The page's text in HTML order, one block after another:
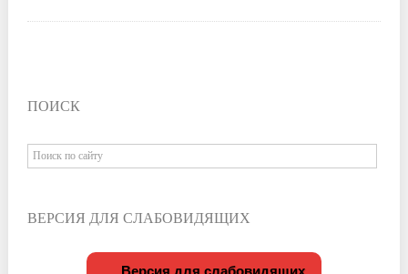
ПОИСК
ВЕРСИЯ ДЛЯ СЛАБОВИДЯЩИХ
Версия для слабовидящих